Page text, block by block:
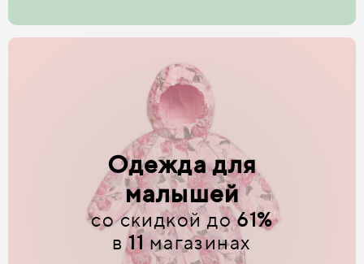
Одежда для
малышей
со скидкой до61%
в11магазинах